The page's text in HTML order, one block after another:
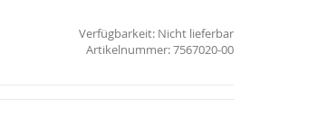
Verfügbarkeit: Nicht lieferbar
7567020-00